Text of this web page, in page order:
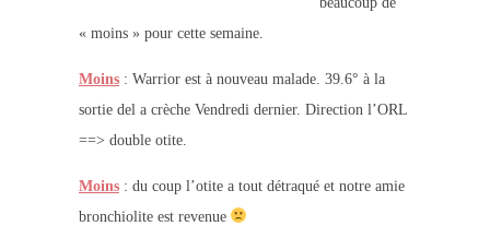
« moins » pour cette semaine.
Moins: Warrior est à nouveau malade. 39.6° à la
sortie del a crèche Vendredi dernier. Direction l’ORL
==> double otite.
Moins: du coup l’otite a tout détraqué et notre amie
bronchiolite est revenue